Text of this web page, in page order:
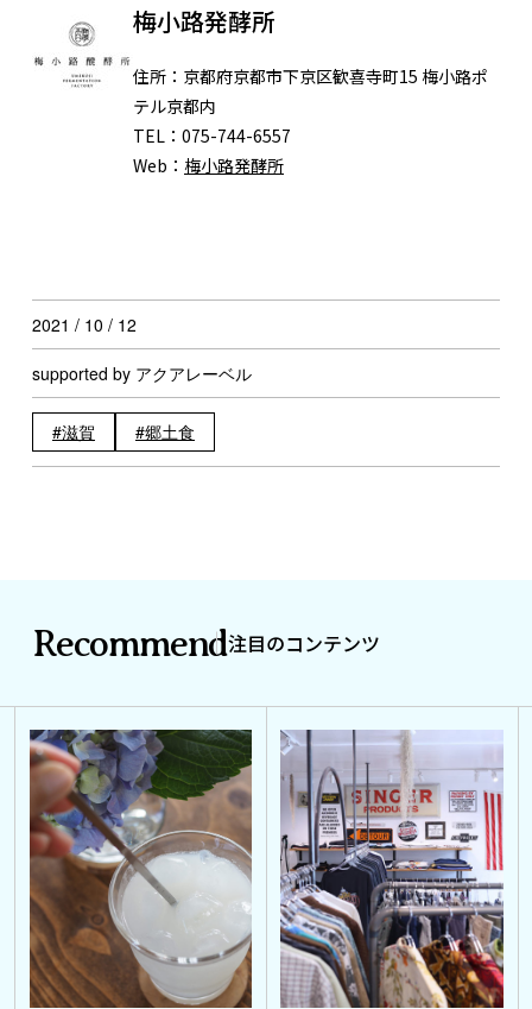
梅小路発酵所
住所： 京都府京都市下京区歓喜寺町15 梅小路ポ
テル京都内
TEL： 075-744-6557
Web： 梅小路発酵所
2021 / 10 / 12
supported by アクアレーベル
滋賀 郷土食
Recommend注目のコンテンツ